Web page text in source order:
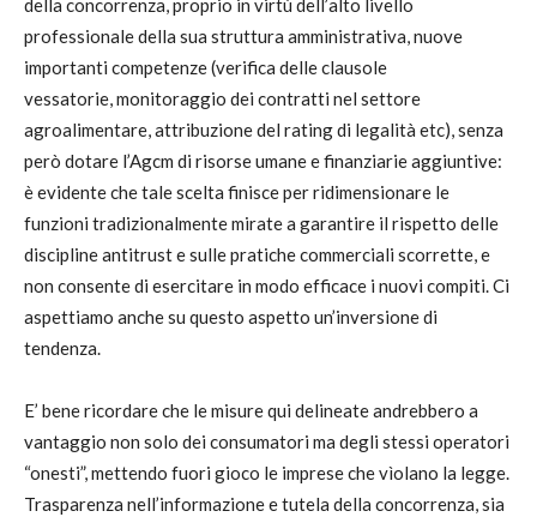
della concorrenza, proprio in virtù dell’alto livello
professionale della sua struttura amministrativa, nuove
importanti competenze (verifica delle clausole
vessatorie, monitoraggio dei contratti nel settore
agroalimentare, attribuzione del rating di legalità etc), senza
però dotare l’Agcm di risorse umane e finanziarie aggiuntive:
è evidente che tale scelta finisce per ridimensionare le
funzioni tradizionalmente mirate a garantire il rispetto delle
discipline antitrust e sulle pratiche commerciali scorrette, e
non consente di esercitare in modo efficace i nuovi compiti. Ci
aspettiamo anche su questo aspetto un’inversione di
tendenza.
E’ bene ricordare che le misure qui delineate andrebbero a
vantaggio non solo dei consumatori ma degli stessi operatori
“onesti”, mettendo fuori gioco le imprese che vìolano la legge.
Trasparenza nell’informazione e tutela della concorrenza, sia